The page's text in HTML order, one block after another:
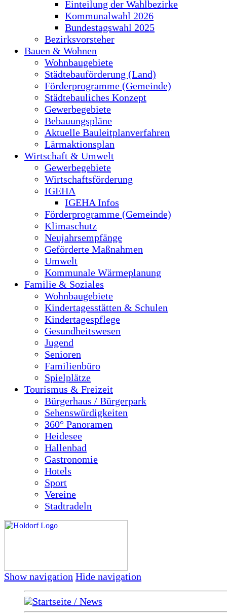
Einteilung der Wahlbezirke
Kommunalwahl 2026
Bundestagswahl 2025
Bezirksvorsteher
Bauen & Wohnen
Wohnbaugebiete
Städtebauförderung (Land)
Förderprogramme (Gemeinde)
Städtebauliches Konzept
Gewerbegebiete
Bebauungspläne
Aktuelle Bauleitplanverfahren
Lärmaktionsplan
Wirtschaft & Umwelt
Gewerbegebiete
Wirtschaftsförderung
IGEHA
IGEHA Infos
Förderprogramme (Gemeinde)
Klimaschutz
Neujahrsempfänge
Geförderte Maßnahmen
Umwelt
Kommunale Wärmeplanung
Familie & Soziales
Wohnbaugebiete
Kindertagesstätten & Schulen
Kindertagespflege
Gesundheitswesen
Jugend
Senioren
Familienbüro
Spielplätze
Tourismus & Freizeit
Bürgerhaus / Bürgerpark
Sehenswürdigkeiten
360° Panoramen
Heidesee
Hallenbad
Gastronomie
Hotels
Sport
Vereine
Stadtradeln
Show navigation Hide navigation
Startseite / News